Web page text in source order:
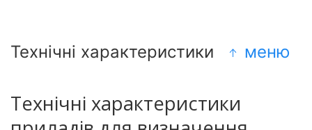
Технічні характеристики меню
Технічні характеристики